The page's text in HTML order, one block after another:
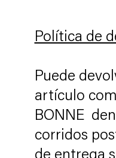
Política de
Puede
artículo
BONNE
corridos